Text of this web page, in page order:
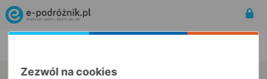
Chociw Krzemienica
Zezwól na cookies